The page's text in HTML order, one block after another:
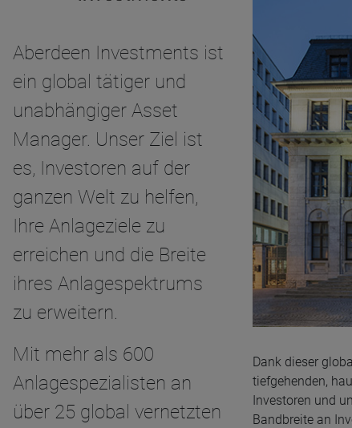
Aberdeen Investments ist
ein global tätiger und
unabhängiger Asset
Manager. Unser Ziel ist
es, Investoren auf der
ganzen Welt zu helfen,
Ihre Anlageziele zu
erreichen und die Breite
ihres Anlagespektrums
zu erweitern.
Mit mehr als 600
Anlagespezialisten an
über 25 global vernetzten
Dank dieser
tiefgehenden,
Investoren und
Bandbreite an